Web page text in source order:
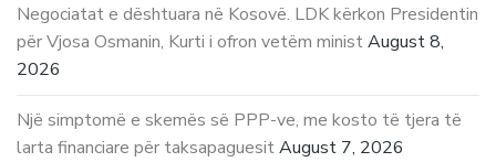
Negociatat e dështuara në Kosovë. LDK kërkon Presidentin
për Vjosa Osmanin, Kurti i ofron vetëm ministAugust 8,
2026
Një simptomë e skemës së PPP-ve, me kosto të tjera të
larta financiare për taksapaguesitAugust 7, 2026